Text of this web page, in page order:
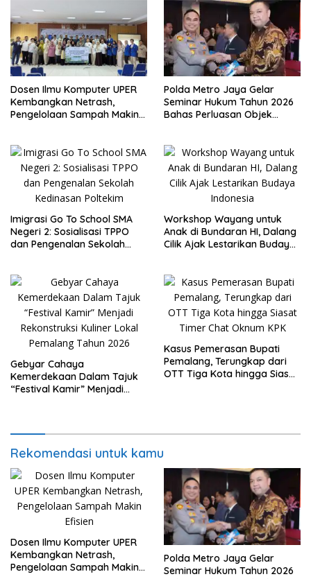
Dosen Ilmu Komputer UPER
Kembangkan Netrash,
Pengelolaan Sampah Makin
Polda Metro Jaya Gelar
Seminar Hukum Tahun 2026
Bahas Perluasan Objek
Imigrasi Go To School SMA
Negeri 2: Sosialisasi TPPO
dan Pengenalan Sekolah
Workshop Wayang untuk
Anak di Bundaran HI, Dalang
Cilik Ajak Lestarikan Budaya
Gebyar Cahaya
Kemerdekaan Dalam Tajuk
“Festival Kamir” Menjadi
Kasus Pemerasan Bupati
Pemalang, Terungkap dari
OTT Tiga Kota hingga Siasat
Rekomendasi untuk kamu
Dosen Ilmu Komputer UPER
Kembangkan Netrash,
Pengelolaan Sampah Makin
Polda Metro Jaya Gelar
Seminar Hukum Tahun 2026